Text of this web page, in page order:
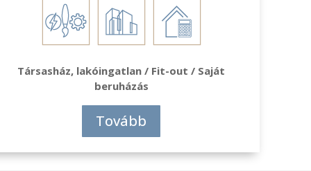
Társasház, lakóingatlan / Fit-out / Saját
beruházás
Tovább